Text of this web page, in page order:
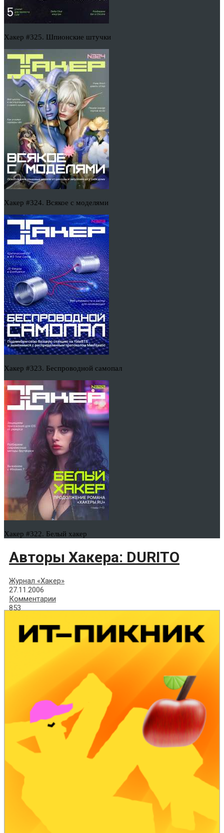
Хакер #325. Шпионские штучки
Хакер #324. Всякое с моделями
Хакер #323. Беспроводной самопал
Хакер #322. Белый хакер
Авторы Хакера: DURITO
Журнал «Хакер»
27.11.2006
Комментарии
853